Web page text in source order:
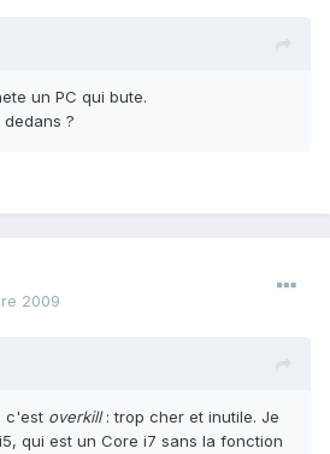
un PC qui bute.
?
2009
c'est overkill: trop cher et inutile. Je
qui est un Core i7 sans la fonction